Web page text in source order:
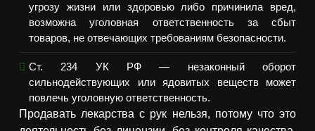
угрозу жизни или здоровью либо причинила вред,
возможна уголовная ответственность за сбыт
товаров, не отвечающих требованиям безопасности.
Ст. 234 УК РФ — незаконный оборот
сильнодействующих или ядовитых веществ может
повлечь уголовную ответственность.
Продавать лекарства с рук нельзя, потому что это